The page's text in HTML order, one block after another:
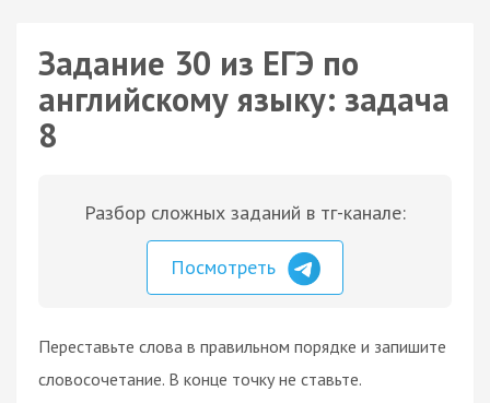
Задание 30 из ЕГЭ по
английскому языку: задача
8
Разбор сложных заданий в тг-канале:
Посмотреть
Переставьте слова в правильном порядке и запишите
словосочетание. В конце точку не ставьте.